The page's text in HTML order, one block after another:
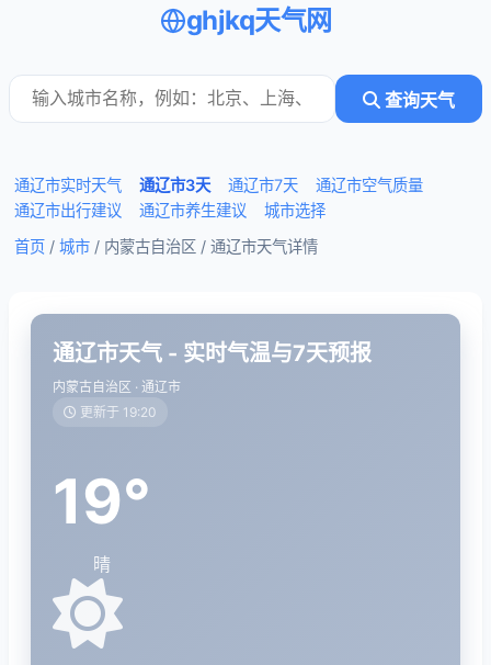
ghjkq天气网
查询天气
通辽市实时天气 通辽市3天 通辽市7天
通辽市空气质量
通辽市出行建议
通辽市养生建议
城市选择
首页 / 城市 / 内蒙古自治区 / 通辽市天气详情
通辽市天气 - 实时气温与7天预报
内蒙古自治区 · 通辽市
更新于 19:20
19°
晴